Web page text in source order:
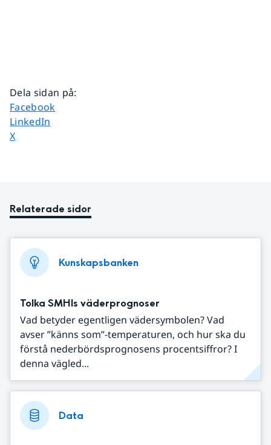
Dela sidan på:
Dela sidan på
Facebook
Dela sidan på
LinkedIn
Dela sidan på
X
Relaterade sidor
Kunskapsbanken
Tolka SMHIs väderprognoser
Vad betyder egentligen vädersymbolen? Vad
avser ”känns som”-temperaturen, och hur ska du
förstå nederbördsprognosens procentsiffror? I
denna vägled...
Data